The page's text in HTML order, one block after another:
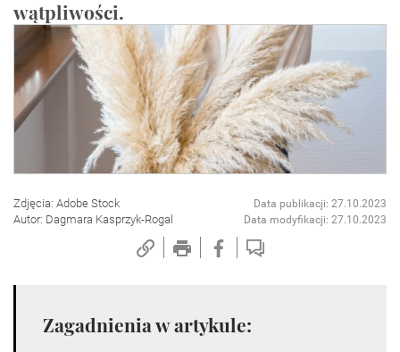
wątpliwości.
Zdjęcia: Adobe Stock
Autor: Dagmara Kasprzyk-Rogal
Data publikacji: 27.10.2023
Data modyfikacji: 27.10.2023
Zagadnienia w artykule: